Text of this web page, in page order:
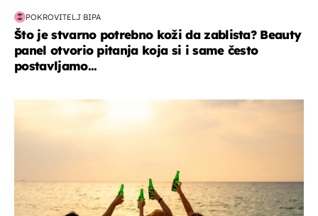
POKROVITELJ BIPA
Što je stvarno potrebno koži da zablista? Beauty
panel otvorio pitanja koja si i same često
postavljamo...